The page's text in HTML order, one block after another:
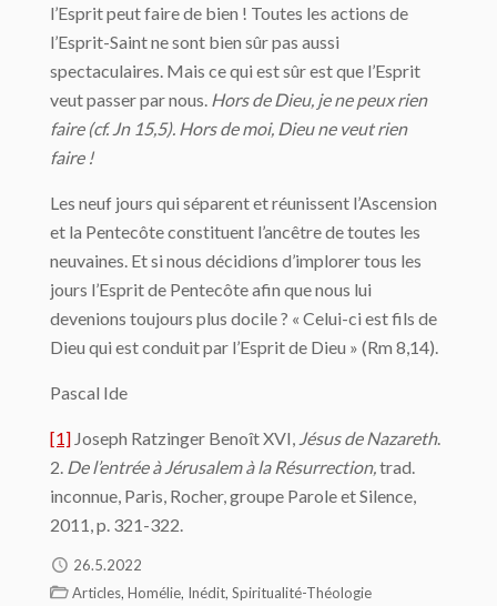
l’Esprit peut faire de bien ! Toutes les actions de
l’Esprit-Saint ne sont bien sûr pas aussi
spectaculaires. Mais ce qui est sûr est que l’Esprit
veut passer par nous. Hors de Dieu, je ne peux rien
faire (cf. Jn 15,5). Hors de moi, Dieu ne veut rien
faire !
Les neuf jours qui séparent et réunissent l’Ascension
et la Pentecôte constituent l’ancêtre de toutes les
neuvaines. Et si nous décidions d’implorer tous les
jours l’Esprit de Pentecôte afin que nous lui
devenions toujours plus docile ? « Celui-ci est fils de
Dieu qui est conduit par l’Esprit de Dieu » (Rm 8,14).
Pascal Ide
[1] Joseph Ratzinger Benoît XVI, Jésus de Nazareth.
2. De l’entrée à Jérusalem à la Résurrection,trad.
inconnue, Paris, Rocher, groupe Parole et Silence,
2011, p. 321-322.
26.5.2022
Articles, Homélie, Inédit, Spiritualité-Théologie